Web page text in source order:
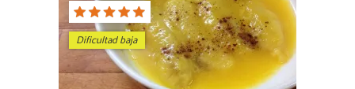
Dificultad baja